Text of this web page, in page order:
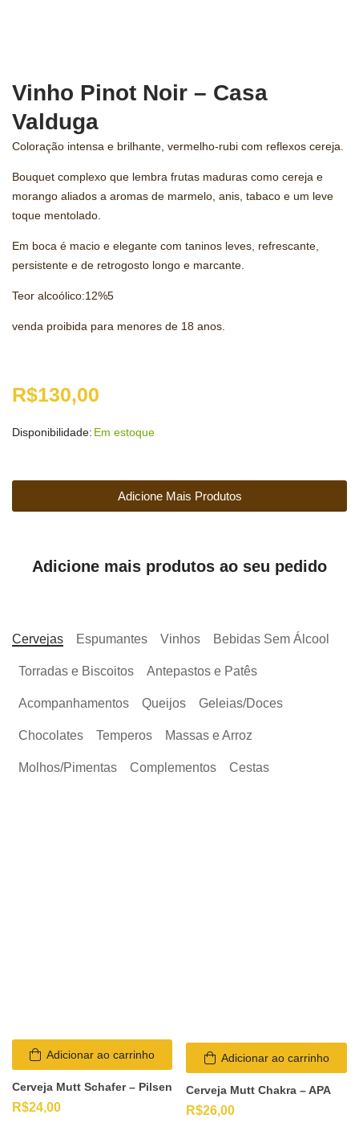
Vinho Pinot Noir – Casa
Valduga
Coloração intensa e brilhante, vermelho-rubi com reflexos cereja.
Bouquet complexo que lembra frutas maduras como cereja e
morango aliados a aromas de marmelo, anis, tabaco e um leve
toque mentolado.
Em boca é macio e elegante com taninos leves, refrescante,
persistente e de retrogosto longo e marcante.
Teor alcoólico:12%5
venda proibida para menores de 18 anos.
R$130,00
Disponibilidade: Em estoque
Adicione Mais Produtos
Adicione mais produtos ao seu pedido
Cervejas Espumantes Vinhos Bebidas Sem Álcool
Torradas e Biscoitos Antepastos e Patês
Acompanhamentos Queijos Geleias/Doces
Chocolates Temperos Massas e Arroz
Molhos/Pimentas Complementos Cestas
Adicionar ao carrinho
Cerveja Mutt Schafer – Pilsen
R$24,00
Adicionar ao carrinho
Cerveja Mutt Chakra – APA
R$26,00